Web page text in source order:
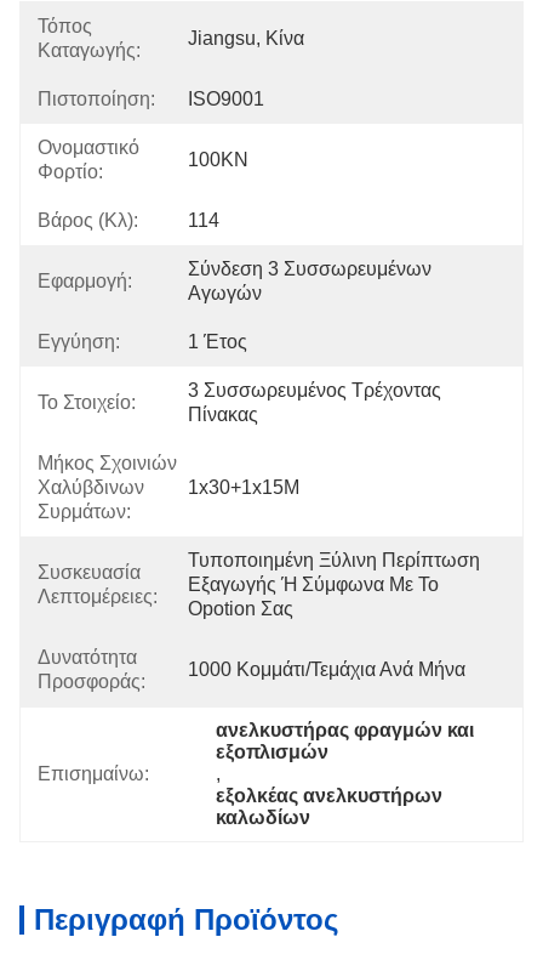
Τόπος
Καταγωγής:
Jiangsu, Κίνα
Πιστοποίηση: ISO9001
Ονομαστικό
Φορτίο:
100KN
Βάρος (κλ): 114
Εφαρμογή:
Σύνδεση 3 Συσσωρευμένων
Αγωγών
Εγγύηση: 1 Έτος
Το Στοιχείο:
3 Συσσωρευμένος Τρέχοντας
Πίνακας
Μήκος Σχοινιών
Χαλύβδινων
Συρμάτων:
1x30+1x15M
Συσκευασία
Λεπτομέρειες:
Τυποποιημένη Ξύλινη Περίπτωση
Εξαγωγής Ή Σύμφωνα Με Το
Opotion Σας
Δυνατότητα
Προσφοράς:
1000 Κομμάτι/τεμάχια Ανά Μήνα
Επισημαίνω:
ανελκυστήρας φραγμών και
εξοπλισμών
,
εξολκέας ανελκυστήρων
καλωδίων
Περιγραφή Προϊόντος